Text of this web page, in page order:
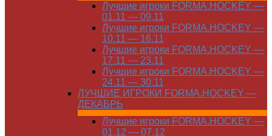
Лучшие игроки FORMA.HOCKEY —
01.11 — 09.11
Лучшие игроки FORMA.HOCKEY —
10.11 — 16.11
Лучшие игроки FORMA.HOCKEY —
17.11 — 23.11
Лучшие игроки FORMA.HOCKEY —
24.11 — 30.11
ЛУЧШИЕ ИГРОКИ FORMA.HOCKEY —
ДЕКАБРЬ
Лучшие игроки FORMA.HOCKEY —
01.12 — 07.12